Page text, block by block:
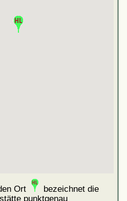
Ort
bezeichnet die
punktgenau